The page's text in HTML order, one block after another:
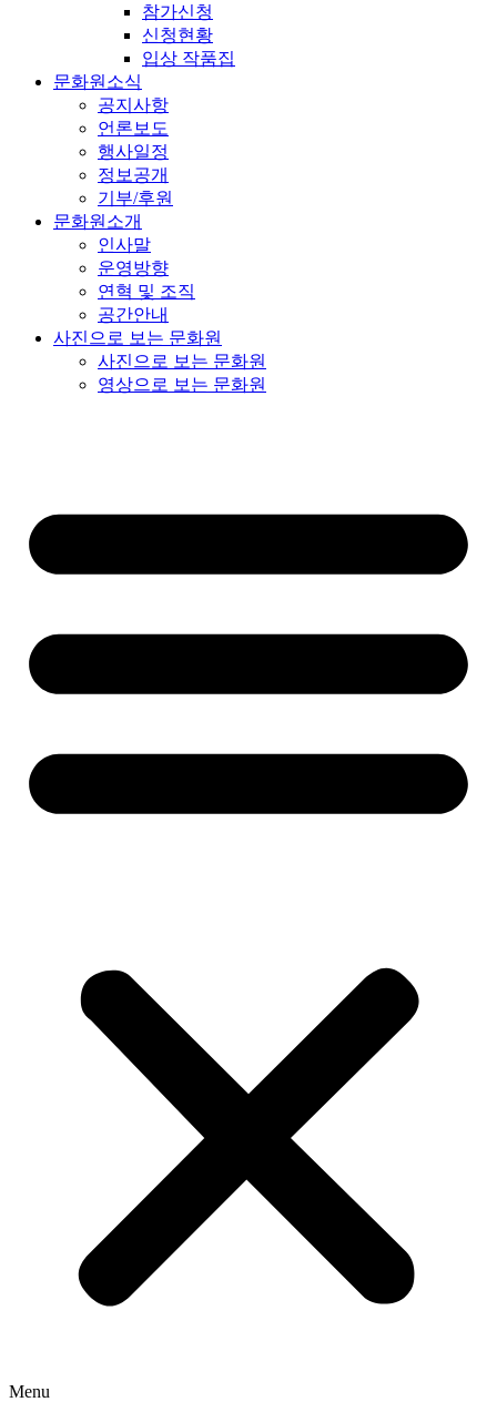
참가신청
신청현황
입상 작품집
문화원소식
공지사항
언론보도
행사일정
정보공개
기부/후원
문화원소개
인사말
운영방향
연혁 및 조직
공간안내
사진으로 보는 문화원
사진으로 보는 문화원
영상으로 보는 문화원
Menu